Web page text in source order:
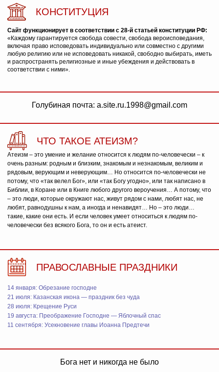
КОНСТИТУЦИЯ
Сайт функционирует в соответствии с 28-й статьей конституции РФ:
«Каждому гарантируется свобода совести, свобода вероисповедания,
включая право исповедовать индивидуально или совместно с другими
любую религию или не исповедовать никакой, свободно выбирать, иметь
и распространять религиозные и иные убеждения и действовать в
соответствии с ними».
Голубиная почта: a.site.ru.1998@gmail.com
ЧТО ТАКОЕ АТЕИЗМ?
Атеизм – это умение и желание относится к людям по-человечески – к
очень разным: родным и близким, знакомым и незнакомым, великим и
рядовым, верующим и неверующим… Но относится по-человечески не
потому, что «так велел Бог», или «так Богу угодно», или так написано в
Библии, в Коране или в Книге любого другого вероучения… А потому, что
– это люди, которые окружают нас, живут рядом с нами, любят нас, не
любят, равнодушны к нам, а иногда и ненавидят… Но – это люди…
такие, какие они есть. И если человек умеет относиться к людям по-
человечески без всякого Бога, то он и есть атеист.
ПРАВОСЛАВНЫЕ ПРАЗДНИКИ
14 января: Обрезание господне
21 июля: Казанская икона — праздник без чуда
28 июля: Крещение Руси
19 августа: Преображение Господне — Яблочный спас
11 сентября: Усекновение главы Иоанна Предтечи
Бога нет и никогда не было